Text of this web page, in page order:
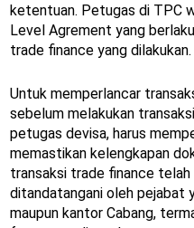
ketentuan. Petugas di TPC
Level Agrement yang
trade finance yang dilakukan.
Untuk memperlancar
sebelum melakukan
petugas devisa, harus
memastikan kelengkapan
transaksi trade finance
ditandatangani oleh pejabat
maupun kantor Cabang,